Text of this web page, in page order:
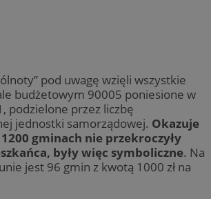
pod uwagę wzięli wszystkie
budżetowym 90005 poniesione w
podzielone przez liczbę
jednostki samorządowej. Okazuje
gminach nie przekroczyły
były więc symboliczne. Na
jest 96 gmin z kwotą 1000 zł na